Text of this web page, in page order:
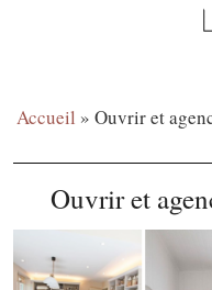
Accueil » Ouvrir et
Ouvrir et